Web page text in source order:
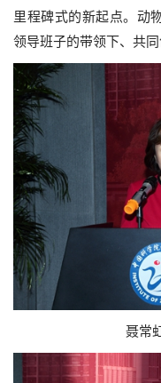
里程碑式的新起点。动
领导班子的带领下、共
聂常